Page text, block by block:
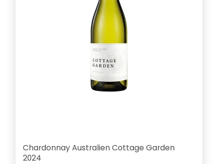
Chardonnay Australien Cottage Garden
2024